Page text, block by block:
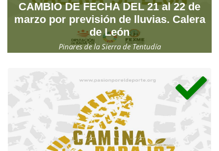
CAMBIO DE FECHA DEL 21 al 22 de
marzo por previsión de lluvias. Calera
de León
Pinares de la Sierra de Tentudía